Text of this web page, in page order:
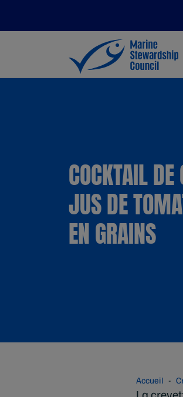
COCKTAIL DE
JUS DE
EN GRAINS
Accueil